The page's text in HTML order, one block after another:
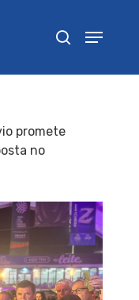
promete
no